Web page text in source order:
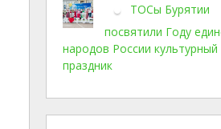
ТОСы Бурятии
посвятили Году
народов России культурный
праздник